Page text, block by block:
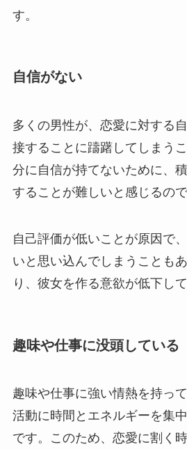
す。
自信がない
多くの男性が、恋愛に対する
接することに躊躇してしまう
分に自信が持てないために、
することが難しいと感じるので
自己評価が低いことが原因で
いと思い込んでしまうことも
り、彼女を作る意欲が低下し
趣味や仕事に没頭している
趣味や仕事に強い情熱を持っ
活動に時間とエネルギーを集
です。このため、恋愛に割く